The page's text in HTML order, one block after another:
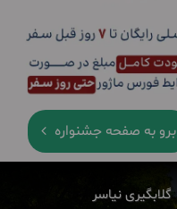
برو به صفحه جشنواره
گلابگیری نیاسر